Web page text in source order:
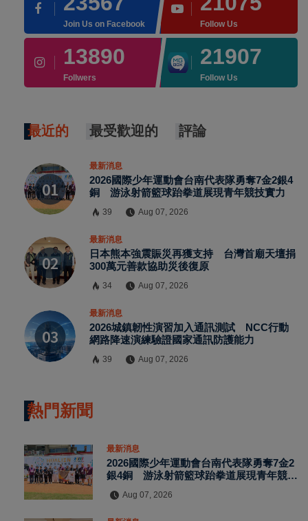
Join Us on Facebook Follow Us
13890
Follwers
21907
Follow Us
最近的 最受歡迎的 評論
最新消息
2026國際少年運動會台南代表隊勇奪7金2銀4
銅 游泳射箭籃球跆拳道展現青年競技實力
39 Aug 07, 2026
最新消息
日本熊本強震賑災再獲支持 台灣首廟天壇捐
300萬元善款協助災後復原
34 Aug 07, 2026
最新消息
2026城鎮韌性演習加入通訊測試 NCC行動
網路降速演練驗證國家通訊防護能力
39 Aug 07, 2026
熱門新聞
最新消息
2026國際少年運動會台南代表隊勇奪7金2
銀4銅 游泳射箭籃球跆拳道展現青年競技
Aug 07, 2026